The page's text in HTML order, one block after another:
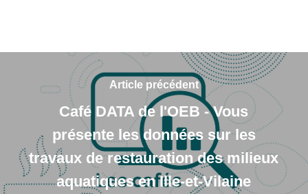
Article précédent
Café DATA de l'OEB - Vous
présente les données sur les
travaux de restauration des milieux
aquatiques en Ille-et-Vilaine